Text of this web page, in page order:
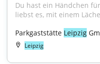
Du hast ein Händchen
liebst es, mit einem
Parkgaststätte Leipzig
Leipzig